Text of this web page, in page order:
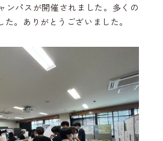
ンパスが開催されました。多くの
。ありがとうございました。